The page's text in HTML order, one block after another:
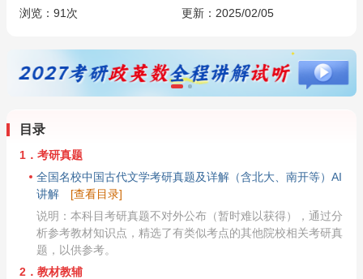
浏览： 91 次 更新：2025/02/05
目录
1．考研真题
全国名校中国古代文学考研真题及详解（含北大、南开等）AI
讲解
[查看目录]
说明：本科目考研真题不对外公布（暂时难以获得），通过分
析参考教材知识点，精选了有类似考点的其他院校相关考研真
题，以供参考。
2．教材教辅